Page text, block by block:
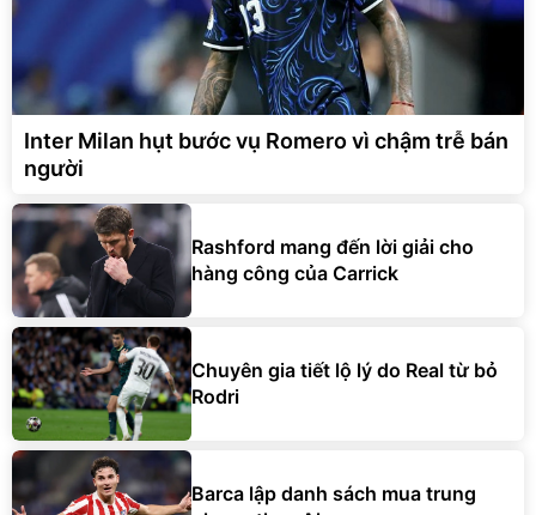
Inter Milan hụt bước vụ Romero vì chậm trễ bán
người
Rashford mang đến lời giải cho
hàng công của Carrick
Chuyên gia tiết lộ lý do Real từ bỏ
Rodri
Barca lập danh sách mua trung